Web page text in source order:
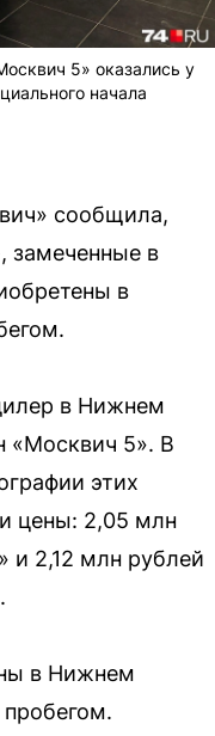
5» оказались у
начала
сообщила,
замеченные в
в
в Нижнем
«Москвич 5». В
этих
цены: 2,05 млн
и 2,12 млн рублей
в Нижнем